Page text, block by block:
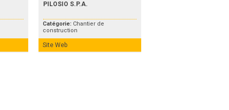
PILOSIO S.P.A.
Catégorie: Chantier de
construction
Site Web